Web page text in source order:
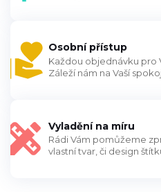
Osobní přístup
Každou objednávku pro
Záleží nám na Vaší
Vyladění na míru
Rádi Vám pomůžeme
vlastní tvar, či design